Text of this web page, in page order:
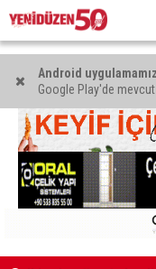
Android uygulamamız
Google Play'de mevcut